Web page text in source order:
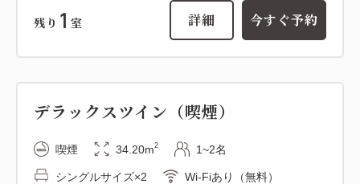
残り 1 室 詳細 今すぐ予約
デラックスツイン（喫煙）
喫煙 34.20m2 1~2名
シングルサイズ×2 Wi-Fiあり（無料）